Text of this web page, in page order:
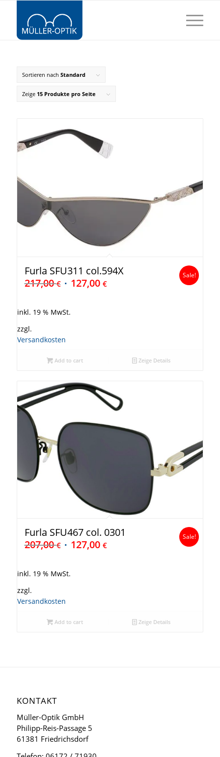
Sortieren nach Standard
Zeige 15 Produkte pro Seite
Furla SFU311 col.594X
217,00€ 127,00 €
Sale!
inkl. 19 % MwSt.
zzgl.
Versandkosten
Add to cart Zeige Details
Furla SFU467 col. 0301
207,00€ 127,00 €
Sale!
inkl. 19 % MwSt.
zzgl.
Versandkosten
Add to cart Zeige Details
KONTAKT
Müller-Optik GmbH
Philipp-Reis-Passage 5
61381 Friedrichsdorf